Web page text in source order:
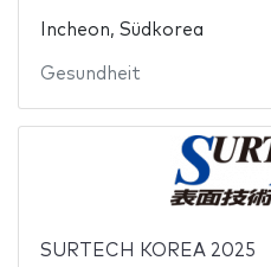
Incheon, Südkorea
Gesundheit
SURTECH KOREA 2025